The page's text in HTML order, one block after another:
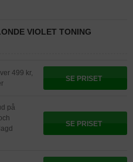
VIOLET TONING
499 kr,
SE PRISET
på
SE PRISET